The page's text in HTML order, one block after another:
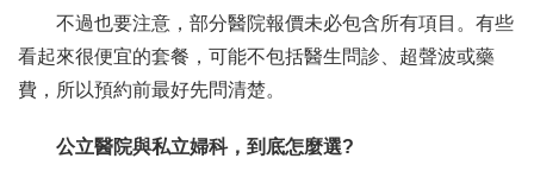
不過也要注意，部分醫院報價未必包含所有項目。有些
看起來很便宜的套餐，可能不包括醫生問診、超聲波或藥
費，所以預約前最好先問清楚。
公立醫院與私立婦科，到底怎麼選?